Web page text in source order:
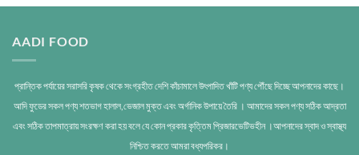
AADI FOOD
প্রান্তিক পর্যায়ের সরাসরি কৃষক থেকে সংগ্রহীত দেশি কাঁচামালে উৎপাদিত খাঁটি পণ্য পৌঁছে দিচ্ছে আপনাদের কাছে।
আদি ফুডের সকল পণ্য শতভাগ হালাল,ভেজাল মুক্ত এবং অর্গানিক উপায়ে তৈরি । আমাদের সকল পণ্য সঠিক আদ্রতা
এবং সঠিক তাপমাত্রায় সংরক্ষণ করা হয় বলে যে কোন প্রকার কৃত্তিম প্রিজারভেটিভহীন ।আপনাদের স্বাদ ও স্বাস্থ্য
নিশ্চিত করতে আমরা বধ্যপরিকর।